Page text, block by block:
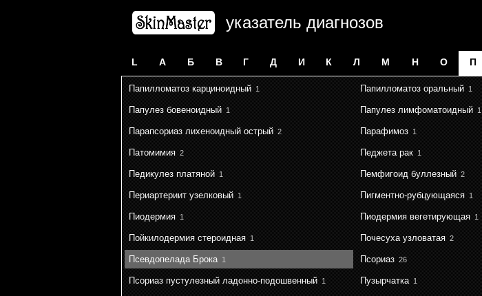
указатель диагнозов
L А Б В Г Д И К Л М Н О П
Папилломатоз карциноидный1 Папилломатоз оральный1
Папулез бовеноидный1 Папулез лимфоматоидный1
Парапсориаз лихеноидный острый2 Парафимоз1
Патомимия2 Педжета рак1
Педикулез платяной1 Пемфигоид буллезный2
Периартериит узелковый1 Пигментно-рубцующаяся1
Пиодермия1 Пиодермия вегетирующая1
Пойкилодермия стероидная1 Почесуха узловатая2
Псевдопелада Брока 1 Псориаз26
Псориаз пустулезный ладонно-подошвенный1 Пузырчатка1